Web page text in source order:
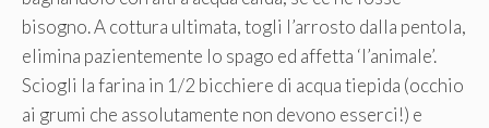
bisogno. A cottura ultimata, togli l’arrosto dalla pentola,
elimina pazientemente lo spago ed affetta ‘l’animale’.
Sciogli la farina in 1/2 bicchiere di acqua tiepida (occhio
ai grumi che assolutamente non devono esserci!) e